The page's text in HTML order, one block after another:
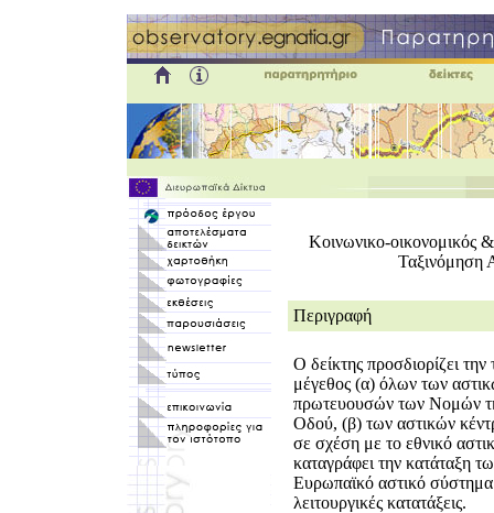
Κοινωνικο-οικονομικός
Ταξινόμηση
Περιγραφή
Ο δείκτης προσδιορίζει
μέγεθος (α) όλων των
πρωτευουσών των Νομών
Οδού, (β) των αστικών
σε σχέση με το εθνικό
καταγράφει την κατάταξη
Ευρωπαϊκό αστικό
λειτουργικές κατατάξεις.